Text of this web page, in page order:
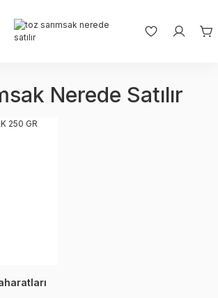
Nerede Satılır